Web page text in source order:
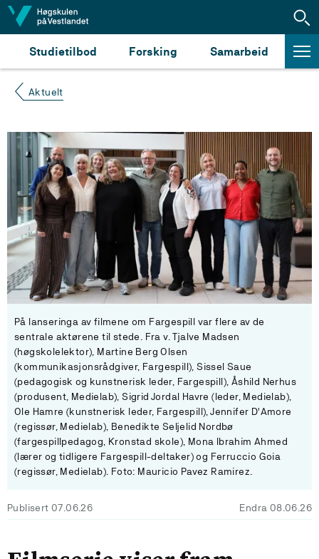
Hopp til innhald
Studietilbod Forsking Samarbeid
Aktuelt
På lanseringa av filmene om Fargespill var flere av de
sentrale aktørene til stede. Fra v. Tjalve Madsen
(høgskolelektor), Martine Berg Olsen
(kommunikasjonsrådgiver, Fargespill), Sissel Saue
(pedagogisk og kunstnerisk leder, Fargespill), Åshild Nerhus
(produsent, Medielab), Sigrid Jordal Havre (leder, Medielab),
Ole Hamre (kunstnerisk leder, Fargespill), Jennifer D'Amore
(regissør, Medielab), Benedikte Seljelid Nordbø
(fargespillpedagog, Kronstad skole), Mona Ibrahim Ahmed
(lærer og tidligere Fargespill-deltaker) og Ferruccio Goia
(regissør, Medielab). Foto: Mauricio Pavez Ramirez.
Publisert 07.06.26 Endra 08.06.26